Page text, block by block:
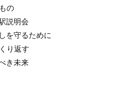
の
説明会
を守るために
り返す
き未来